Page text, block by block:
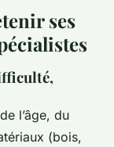
ses
l’âge, du
(bois,